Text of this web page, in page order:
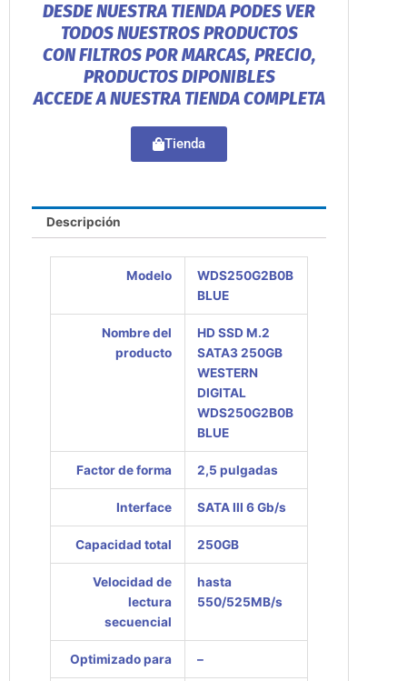
DESDE NUESTRA TIENDA PODES VER
TODOS NUESTROS PRODUCTOS
CON FILTROS POR MARCAS, PRECIO,
PRODUCTOS DIPONIBLES
ACCEDE A NUESTRA TIENDA COMPLETA
Tienda
Descripción
Modelo
WDS250G2B0B
BLUE
Nombre del
producto
HD SSD M.2
SATA3 250GB
WESTERN
DIGITAL
WDS250G2B0B
BLUE
Factor de forma 2,5 pulgadas
Interface SATA III 6 Gb/s
Capacidad total 250GB
Velocidad de
lectura
secuencial
hasta
550/525MB/s
Optimizado para –